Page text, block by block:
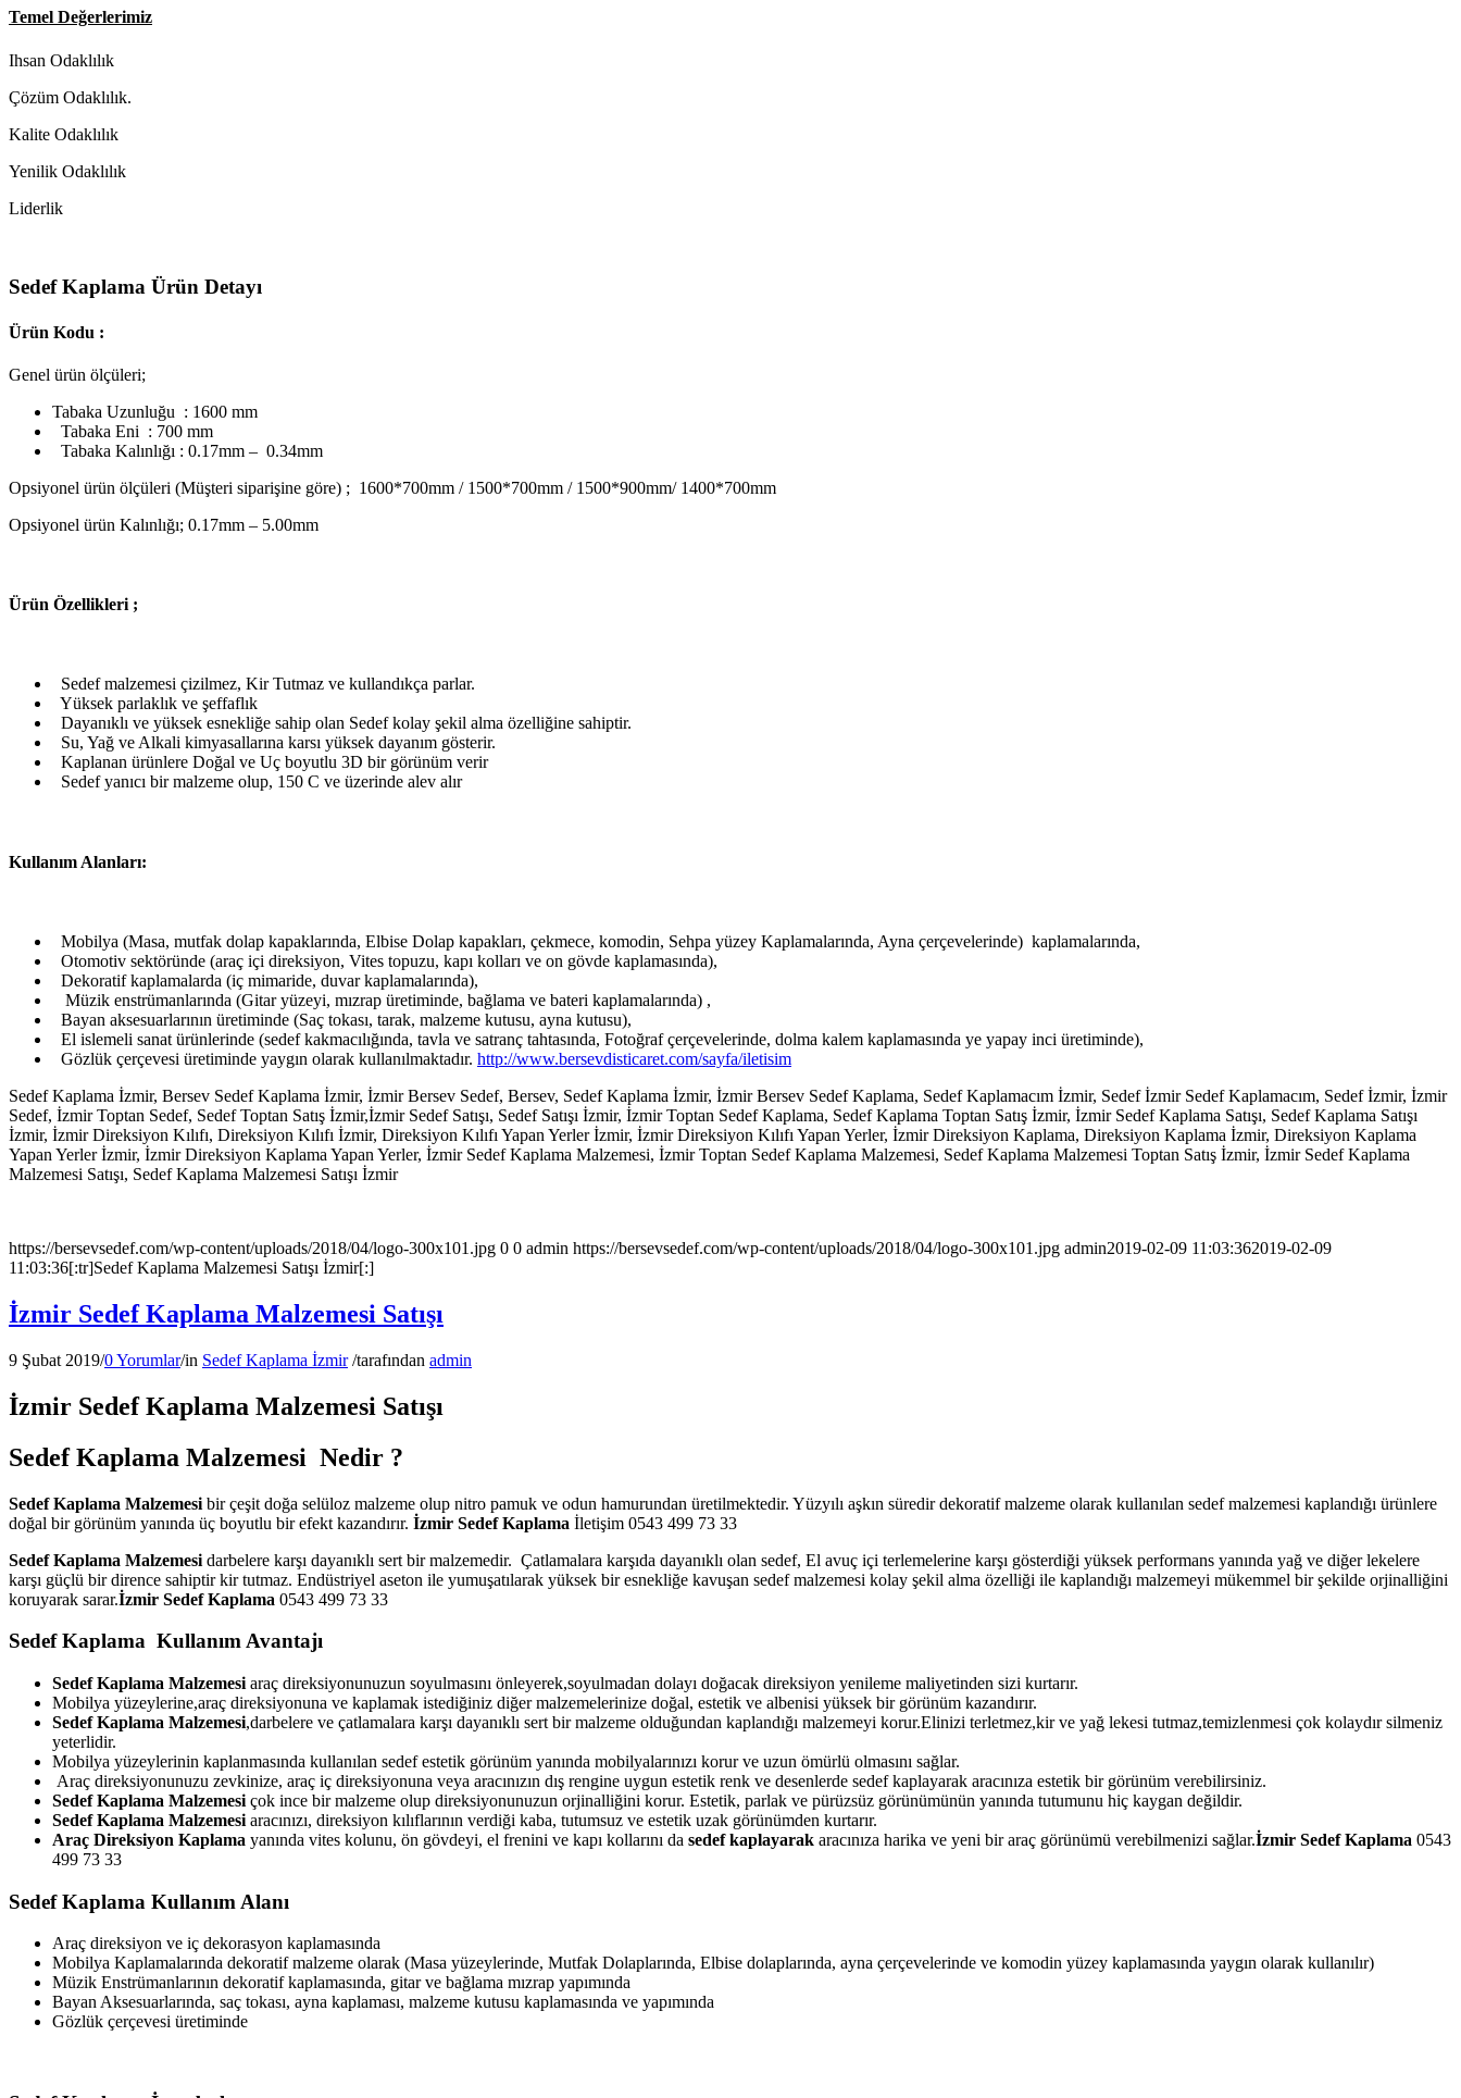
Temel Değerlerimiz
Ihsan Odaklılık
Çözüm Odaklılık.
Kalite Odaklılık
Yenilik Odaklılık
Liderlik
Sedef Kaplama Ürün Detayı
Ürün Kodu :
Genel ürün ölçüleri;
Tabaka Uzunluğu : 1600 mm
Tabaka Eni : 700 mm
Tabaka Kalınlığı : 0.17mm – 0.34mm
Opsiyonel ürün ölçüleri (Müşteri siparişine göre) ; 1600*700mm / 1500*700mm / 1500*900mm/ 1400*700mm
Opsiyonel ürün Kalınlığı; 0.17mm – 5.00mm
Ürün Özellikleri ;
Sedef malzemesi çizilmez, Kir Tutmaz ve kullandıkça parlar.
Yüksek parlaklık ve şeffaflık
Dayanıklı ve yüksek esnekliğe sahip olan Sedef kolay şekil alma özelliğine sahiptir.
Su, Yağ ve Alkali kimyasallarına karsı yüksek dayanım gösterir.
Kaplanan ürünlere Doğal ve Uç boyutlu 3D bir görünüm verir
Sedef yanıcı bir malzeme olup, 150 C ve üzerinde alev alır
Kullanım Alanları:
Mobilya (Masa, mutfak dolap kapaklarında, Elbise Dolap kapakları, çekmece, komodin, Sehpa yüzey Kaplamalarında, Ayna çerçevelerinde) kaplamalarında,
Otomotiv sektöründe (araç içi direksiyon, Vites topuzu, kapı kolları ve on gövde kaplamasında),
Dekoratif kaplamalarda (iç mimaride, duvar kaplamalarında),
Müzik enstrümanlarında (Gitar yüzeyi, mızrap üretiminde, bağlama ve bateri kaplamalarında) ,
Bayan aksesuarlarının üretiminde (Saç tokası, tarak, malzeme kutusu, ayna kutusu),
El islemeli sanat ürünlerinde (sedef kakmacılığında, tavla ve satranç tahtasında, Fotoğraf çerçevelerinde, dolma kalem kaplamasında ye yapay inci üretiminde),
Gözlük çerçevesi üretiminde yaygın olarak kullanılmaktadır. http://www.bersevdisticaret.com/sayfa/iletisim
Sedef Kaplama İzmir, Bersev Sedef Kaplama İzmir, İzmir Bersev Sedef, Bersev, Sedef Kaplama İzmir, İzmir Bersev Sedef Kaplama, Sedef Kaplamacım İzmir, Sedef İzmir Sedef Kaplamacım, Sedef İzmir, İzmir
Sedef, İzmir Toptan Sedef, Sedef Toptan Satış İzmir,İzmir Sedef Satışı, Sedef Satışı İzmir, İzmir Toptan Sedef Kaplama, Sedef Kaplama Toptan Satış İzmir, İzmir Sedef Kaplama Satışı, Sedef Kaplama Satışı
İzmir, İzmir Direksiyon Kılıfı, Direksiyon Kılıfı İzmir, Direksiyon Kılıfı Yapan Yerler İzmir, İzmir Direksiyon Kılıfı Yapan Yerler, İzmir Direksiyon Kaplama, Direksiyon Kaplama İzmir, Direksiyon Kaplama
Yapan Yerler İzmir, İzmir Direksiyon Kaplama Yapan Yerler, İzmir Sedef Kaplama Malzemesi, İzmir Toptan Sedef Kaplama Malzemesi, Sedef Kaplama Malzemesi Toptan Satış İzmir, İzmir Sedef Kaplama
Malzemesi Satışı, Sedef Kaplama Malzemesi Satışı İzmir
https://bersevsedef.com/wp-content/uploads/2018/04/logo-300x101.jpg 0 0 admin https://bersevsedef.com/wp-content/uploads/2018/04/logo-300x101.jpg admin2019-02-09 11:03:362019-02-09
11:03:36[:tr]Sedef Kaplama Malzemesi Satışı İzmir[:]
İzmir Sedef Kaplama Malzemesi Satışı
9 Şubat 2019/0 Yorumlar/in Sedef Kaplama İzmir /tarafından admin
İzmir Sedef Kaplama Malzemesi Satışı
Sedef Kaplama Malzemesi Nedir ?
Sedef Kaplama Malzemesi bir çeşit doğa selüloz malzeme olup nitro pamuk ve odun hamurundan üretilmektedir. Yüzyılı aşkın süredir dekoratif malzeme olarak kullanılan sedef malzemesi kaplandığı ürünlere
doğal bir görünüm yanında üç boyutlu bir efekt kazandırır. İzmir Sedef Kaplama İletişim 0543 499 73 33
Sedef Kaplama Malzemesi darbelere karşı dayanıklı sert bir malzemedir. Çatlamalara karşıda dayanıklı olan sedef, El avuç içi terlemelerine karşı gösterdiği yüksek performans yanında yağ ve diğer lekelere
karşı güçlü bir dirence sahiptir kir tutmaz. Endüstriyel aseton ile yumuşatılarak yüksek bir esnekliğe kavuşan sedef malzemesi kolay şekil alma özelliği ile kaplandığı malzemeyi mükemmel bir şekilde orjinalliğini
koruyarak sarar.İzmir Sedef Kaplama 0543 499 73 33
Sedef Kaplama Kullanım Avantajı
Sedef Kaplama Malzemesi araç direksiyonunuzun soyulmasını önleyerek,soyulmadan dolayı doğacak direksiyon yenileme maliyetinden sizi kurtarır.
Mobilya yüzeylerine,araç direksiyonuna ve kaplamak istediğiniz diğer malzemelerinize doğal, estetik ve albenisi yüksek bir görünüm kazandırır.
Sedef Kaplama Malzemesi,darbelere ve çatlamalara karşı dayanıklı sert bir malzeme olduğundan kaplandığı malzemeyi korur.Elinizi terletmez,kir ve yağ lekesi tutmaz,temizlenmesi çok kolaydır silmeniz
yeterlidir.
Mobilya yüzeylerinin kaplanmasında kullanılan sedef estetik görünüm yanında mobilyalarınızı korur ve uzun ömürlü olmasını sağlar.
Araç direksiyonunuzu zevkinize, araç iç direksiyonuna veya aracınızın dış rengine uygun estetik renk ve desenlerde sedef kaplayarak aracınıza estetik bir görünüm verebilirsiniz.
Sedef Kaplama Malzemesi çok ince bir malzeme olup direksiyonunuzun orjinalliğini korur. Estetik, parlak ve pürüzsüz görünümünün yanında tutumunu hiç kaygan değildir.
Sedef Kaplama Malzemesi aracınızı, direksiyon kılıflarının verdiği kaba, tutumsuz ve estetik uzak görünümden kurtarır.
Araç Direksiyon Kaplama yanında vites kolunu, ön gövdeyi, el frenini ve kapı kollarını da sedef kaplayarak aracınıza harika ve yeni bir araç görünümü verebilmenizi sağlar.İzmir Sedef Kaplama 0543
499 73 33
Sedef Kaplama Kullanım Alanı
Araç direksiyon ve iç dekorasyon kaplamasında
Mobilya Kaplamalarında dekoratif malzeme olarak (Masa yüzeylerinde, Mutfak Dolaplarında, Elbise dolaplarında, ayna çerçevelerinde ve komodin yüzey kaplamasında yaygın olarak kullanılır)
Müzik Enstrümanlarının dekoratif kaplamasında, gitar ve bağlama mızrap yapımında
Bayan Aksesuarlarında, saç tokası, ayna kaplaması, malzeme kutusu kaplamasında ve yapımında
Gözlük çerçevesi üretiminde